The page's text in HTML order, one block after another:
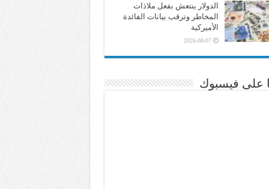
الدولار ينتعش بفعل ملاذات
المخاطر وترقب بيانات الفائدة
الأميركية
2026-08-07
على فيسبوك